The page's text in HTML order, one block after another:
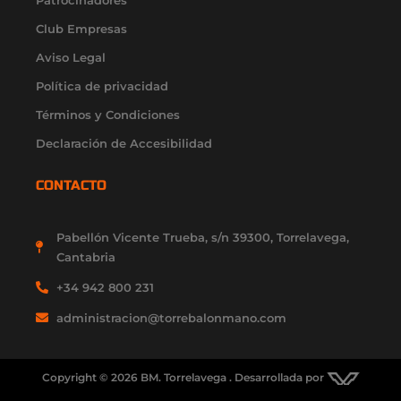
Club Empresas
Aviso Legal
Política de privacidad
Términos y Condiciones
Declaración de Accesibilidad
CONTACTO
Pabellón Vicente Trueba, s/n 39300, Torrelavega,
Cantabria
+34 942 800 231
administracion@torrebalonmano.com
Copyright © 2026 BM. Torrelavega . Desarrollada por